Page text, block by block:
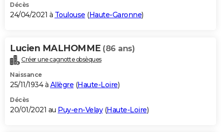
Décès
24/04/2021 à Toulouse (Haute-Garonne)
Lucien MALHOMME (86 ans)
Créer une cagnotte obsèques
Naissance
25/11/1934 à Allègre (Haute-Loire)
Décès
20/01/2021 au Puy-en-Velay(Haute-Loire)